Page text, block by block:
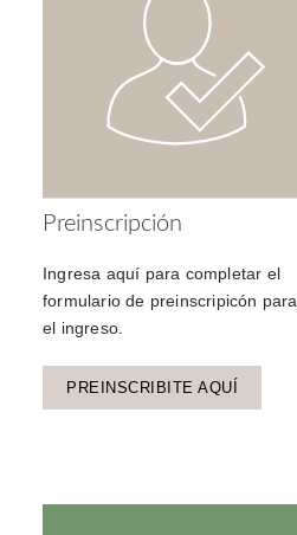
Preinscripción
Ingresa aquí para completar el
formulario de preinscripicón para
el ingreso.
PREINSCRIBITE AQUÍ